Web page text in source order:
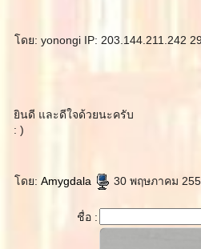
ดย: yonongi IP: 203.144.211.242
ินดี และดีใจด้วยนะครับ
: )
ดย: Amygdala 30 พฤษภาคม
ชื่อ :